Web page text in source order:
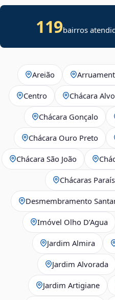
119bairros
Areião
Centro Chácara
Chácara Gonçalo
Chácara Ouro Preto
Chácara São João
Chácaras
Desmembramento
Imóvel Olho D’Agua
Jardim Almira
Jardim Alvorada
Jardim Artigiane